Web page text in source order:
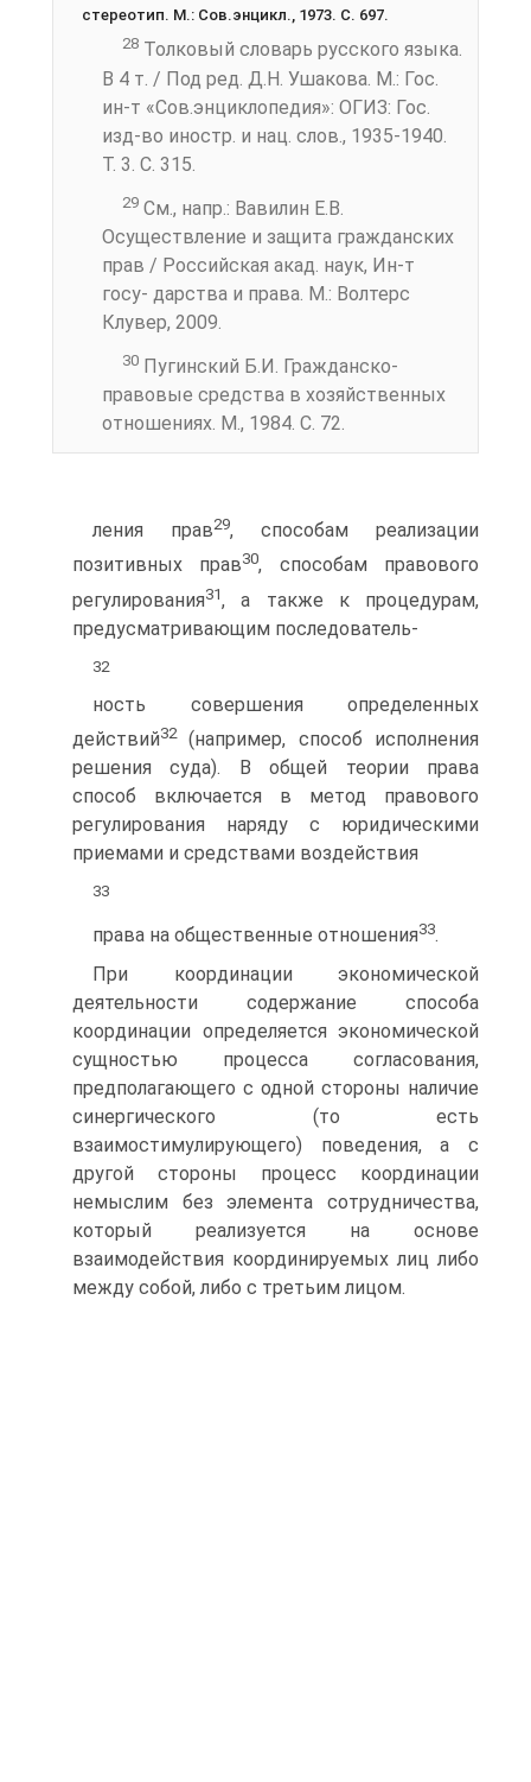
стереотип. М.: Сов.энцикл., 1973. С. 697.
28 Толковый словарь русского языка.
В 4 т. / Под ред. Д.Н. Ушакова. М.: Гос.
ин-т «Сов.энциклопедия»: ОГИЗ: Гос.
изд-во иностр. и нац. слов., 1935-1940.
Т. 3. С. 315.
29 См., напр.: Вавилин Е.В.
Осуществление и защита гражданских
прав / Российская акад. наук, Ин-т
госу- дарства и права. М.: Волтерс
Клувер, 2009.
30 Пугинский Б.И. Гражданско-
правовые средства в хозяйственных
отношениях. М., 1984. С. 72.
ления прав29, способам реализации
позитивных прав30, способам правового
регулирования31, а также к процедурам,
предусматривающим последователь-
32
ность совершения определенных
действий32(например, способ исполнения
решения суда). В общей теории права
способ включается в метод правового
регулирования наряду с юридическими
приемами и средствами воздействия
33
права на общественные отношения33.
При координации экономической
деятельности содержание способа
координации определяется экономической
сущностью процесса согласова­ния,
предполагающего с одной стороны наличие
синергического (то есть
взаимостимулирующего) поведения, а с
другой стороны процесс координа­ции
немыслим без элемента сотрудничества,
который реализуется на основе
взаимодействия координируемых лиц либо
между собой, либо с третьим ли­цом.